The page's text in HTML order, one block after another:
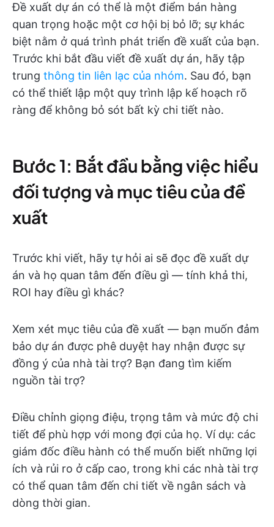
Đề xuất dự án có thể là một điểm bán hàng
quan trọng hoặc một cơ hội bị bỏ lỡ; sự khác
biệt nằm ở quá trình phát triển đề xuất của bạn.
Trước khi bắt đầu viết đề xuất dự án, hãy tập
trung thông tin liên lạc của nhóm. Sau đó, bạn
có thể thiết lập một quy trình lập kế hoạch rõ
ràng để không bỏ sót bất kỳ chi tiết nào.
Bước 1: Bắt đầu bằng việc hiểu
đối tượng và mục tiêu của đề
xuất
Trước khi viết, hãy tự hỏi ai sẽ đọc đề xuất dự
án và họ quan tâm đến điều gì — tính khả thi,
ROI hay điều gì khác?
Xem xét mục tiêu của đề xuất — bạn muốn đảm
bảo dự án được phê duyệt hay nhận được sự
đồng ý của nhà tài trợ? Bạn đang tìm kiếm
nguồn tài trợ?
Điều chỉnh giọng điệu, trọng tâm và mức độ chi
tiết để phù hợp với mong đợi của họ. Ví dụ: các
giám đốc điều hành có thể muốn biết những lợi
ích và rủi ro ở cấp cao, trong khi các nhà tài trợ
có thể quan tâm đến chi tiết về ngân sách và
dòng thời gian.